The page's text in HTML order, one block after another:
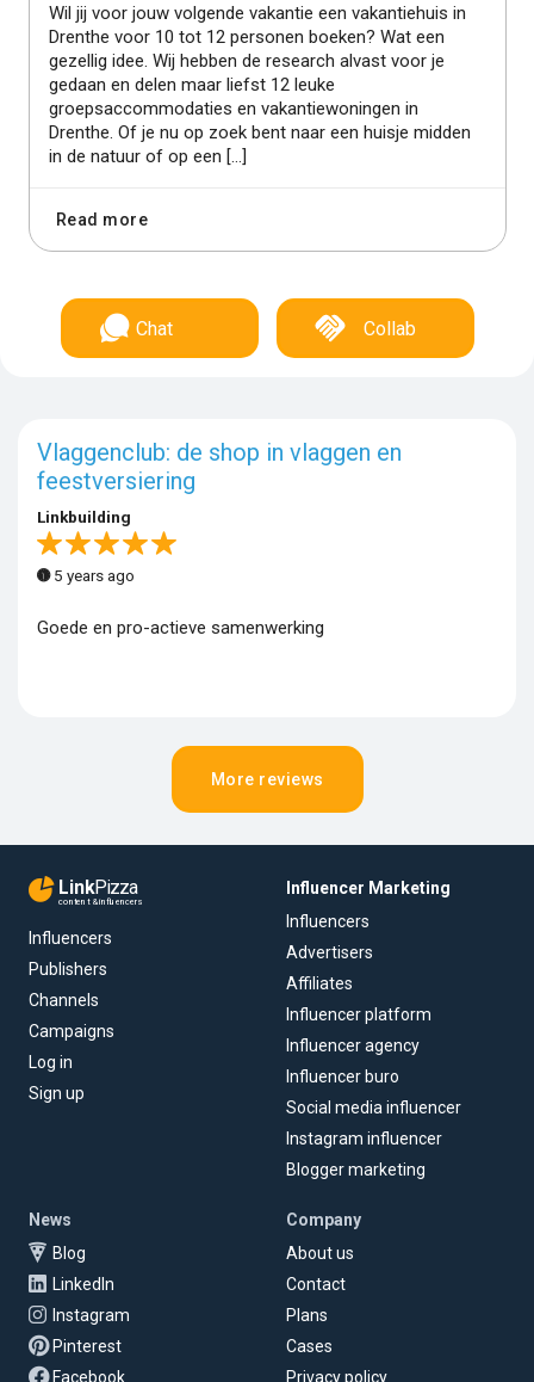
Wil jij voor jouw volgende vakantie een vakantiehuis in
Drenthe voor 10 tot 12 personen boeken? Wat een
gezellig idee. Wij hebben de research alvast voor je
gedaan en delen maar liefst 12 leuke
groepsaccommodaties en vakantiewoningen in
Drenthe. Of je nu op zoek bent naar een huisje midden
in de natuur of op een […]
Read more
Chat Collab
Vlaggenclub: de shop in vlaggen en
feestversiering
Linkbuilding
5 years ago
Goede en pro-actieve samenwerking
More reviews
LinkPizza
content & influencers
Influencers
Publishers
Channels
Campaigns
Log in
Sign up
Influencer Marketing
Influencers
Advertisers
Affiliates
Influencer platform
Influencer agency
Influencer buro
Social media influencer
Instagram influencer
Blogger marketing
News
Blog
LinkedIn
Instagram
Pinterest
Facebook
Company
About us
Contact
Plans
Cases
Privacy policy